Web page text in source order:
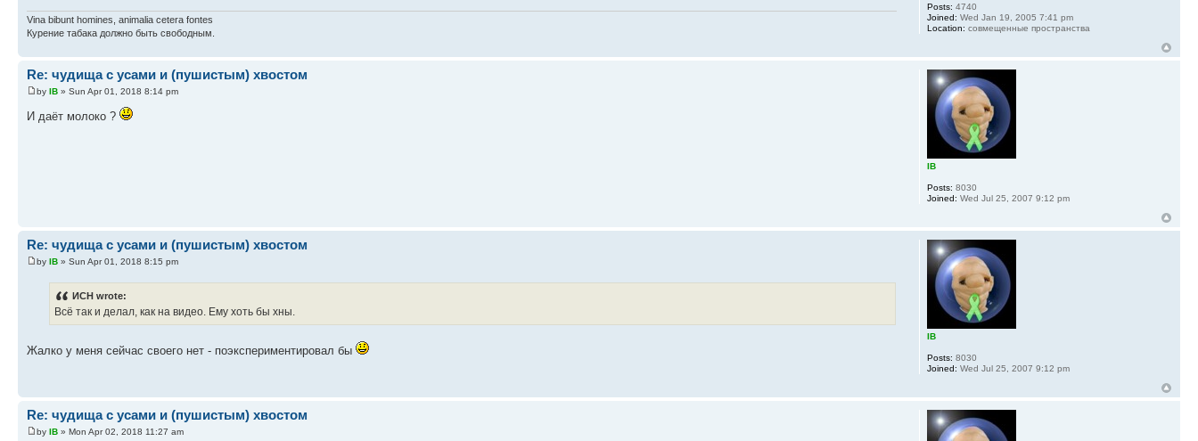
Vina bibunt homines, animalia cetera fontes
Курение табака должно быть свободным.
Posts: 4740
Joined: Wed Jan 19, 2005 7:41 pm
Location: совмещенные пространства
Re: чудища с усами и (пушистым) хвостом
by IB » Sun Apr 01, 2018 8:14 pm
И даёт молоко ?
IB
Posts: 8030
Joined: Wed Jul 25, 2007 9:12 pm
Re: чудища с усами и (пушистым) хвостом
by IB » Sun Apr 01, 2018 8:15 pm
ИСН wrote:
Всё так и делал, как на видео. Ему хоть бы хны.
Жалко у меня сейчас своего нет - поэкспериментировал бы
IB
Posts: 8030
Joined: Wed Jul 25, 2007 9:12 pm
Re: чудища с усами и (пушистым) хвостом
by IB » Mon Apr 02, 2018 11:27 am